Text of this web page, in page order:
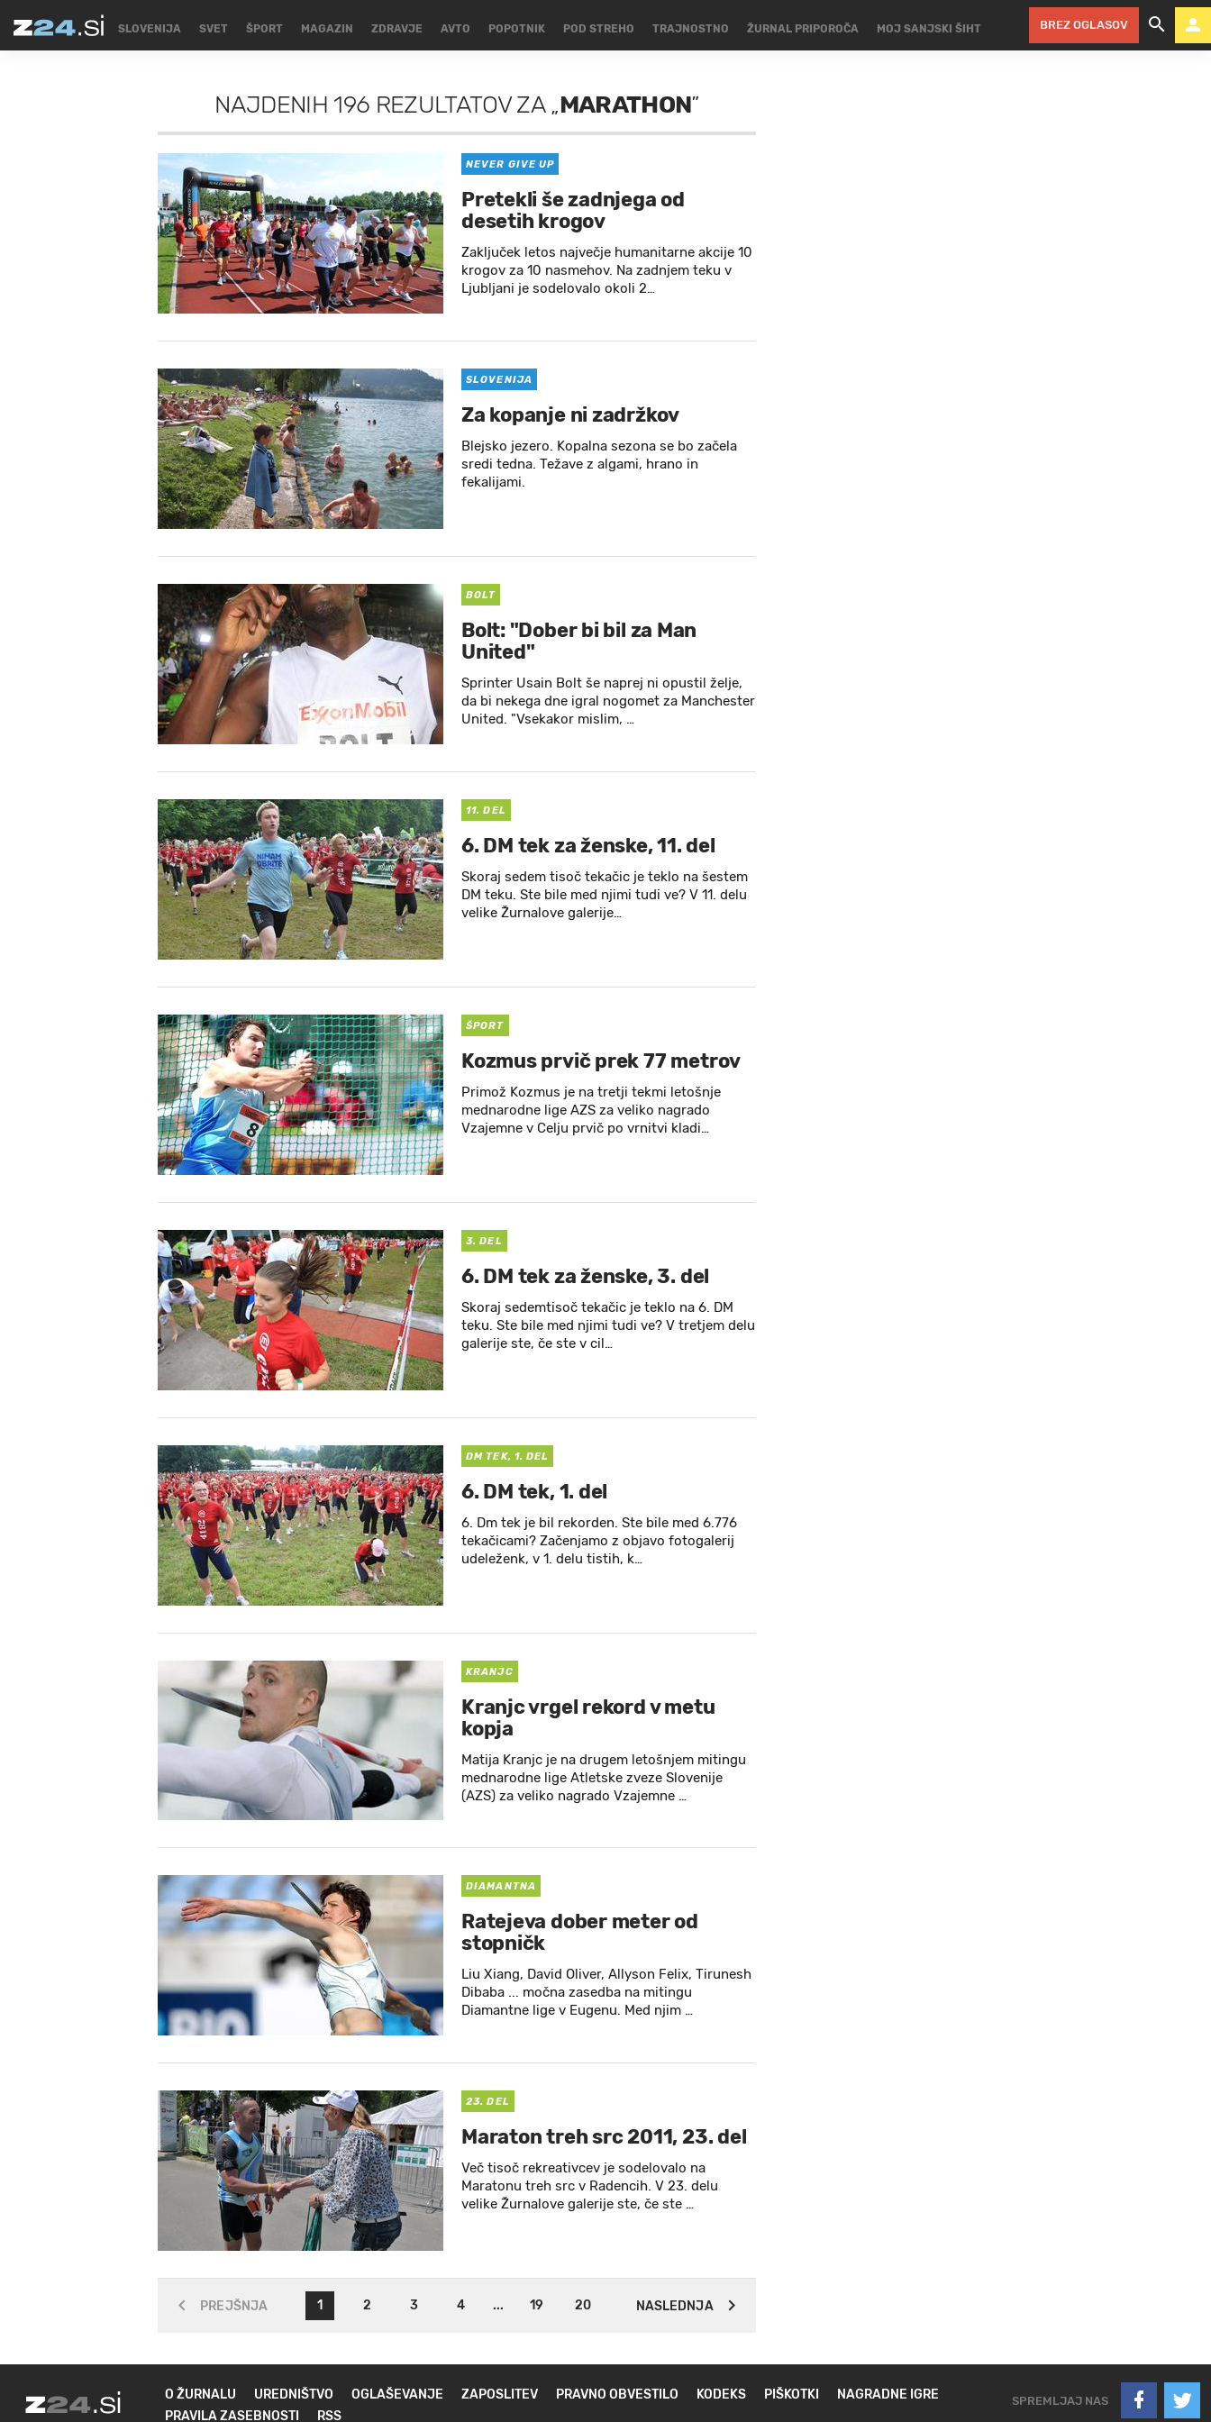
SLOVENIJA SVET ŠPORT MAGAZIN ZDRAVJE AVTO POPOTNIK POD STREHO TRAJNOSTNO ŽURNAL PRIPOROČA MOJ SANJSKI ŠIHT BREZ OGLASOV
NAJDENIH 196 REZULTATOVZA„MARATHON”
NEVER GIVE UP
Pretekli še zadnjega od
desetih krogov
Zaključek letos največje humanitarne akcije 10
krogov za 10 nasmehov. Na zadnjem teku v
Ljubljani je sodelovalo okoli 2…
SLOVENIJA
Za kopanje ni zadržkov
Blejsko jezero. Kopalna sezona se bo začela
sredi tedna. Težave z algami, hrano in
fekalijami.
BOLT
Bolt: "Dober bi bil za Man
United"
Sprinter Usain Bolt še naprej ni opustil želje,
da bi nekega dne igral nogomet za Manchester
United. "Vsekakor mislim, …
11. DEL
6. DM tek za ženske, 11. del
Skoraj sedem tisoč tekačic je teklo na šestem
DM teku. Ste bile med njimi tudi ve? V 11. delu
velike Žurnalove galerije…
ŠPORT
Kozmus prvič prek 77 metrov
Primož Kozmus je na tretji tekmi letošnje
mednarodne lige AZS za veliko nagrado
Vzajemne v Celju prvič po vrnitvi kladi…
3. DEL
6. DM tek za ženske, 3. del
Skoraj sedemtisoč tekačic je teklo na 6. DM
teku. Ste bile med njimi tudi ve? V tretjem delu
galerije ste, če ste v cil…
DM TEK, 1. DEL
6. DM tek, 1. del
6. Dm tek je bil rekorden. Ste bile med 6.776
tekačicami? Začenjamo z objavo fotogalerij
udeleženk, v 1. delu tistih, k…
KRANJC
Kranjc vrgel rekord v metu
kopja
Matija Kranjc je na drugem letošnjem mitingu
mednarodne lige Atletske zveze Slovenije
(AZS) za veliko nagrado Vzajemne …
DIAMANTNA
Ratejeva dober meter od
stopničk
Liu Xiang, David Oliver, Allyson Felix, Tirunesh
Dibaba ... močna zasedba na mitingu
Diamantne lige v Eugenu. Med njim …
23. DEL
Maraton treh src 2011, 23. del
Več tisoč rekreativcev je sodelovalo na
Maratonu treh src v Radencih. V 23. delu
velike Žurnalove galerije ste, če ste …
PREJŠNJA 1 2 3 4 ... 19 20 NASLEDNJA
O ŽURNALU UREDNIŠTVO OGLAŠEVANJE ZAPOSLITEV PRAVNO OBVESTILO KODEKS PIŠKOTKI
NAGRADNE IGRE
PRAVILA ZASEBNOSTI
RSS
SPREMLJAJ NAS